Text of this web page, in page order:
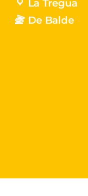
La Tregua
De Balde